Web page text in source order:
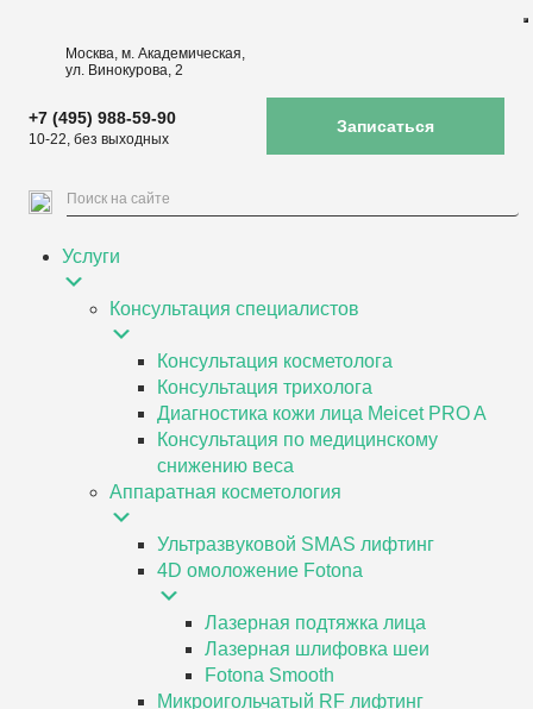
Москва, м. Академическая,
ул. Винокурова, 2
+7 (495) 988-59-90
10-22, без выходных
Записаться
Услуги
Консультация специалистов
Консультация косметолога
Консультация трихолога
Диагностика кожи лица Meicet PRO A
Консультация по медицинскому
снижению веса
Аппаратная косметология
Ультразвуковой SMAS лифтинг
4D омоложение Fotona
Лазерная подтяжка лица
Лазерная шлифовка шеи
Fotona Smooth
Микроигольчатый RF лифтинг